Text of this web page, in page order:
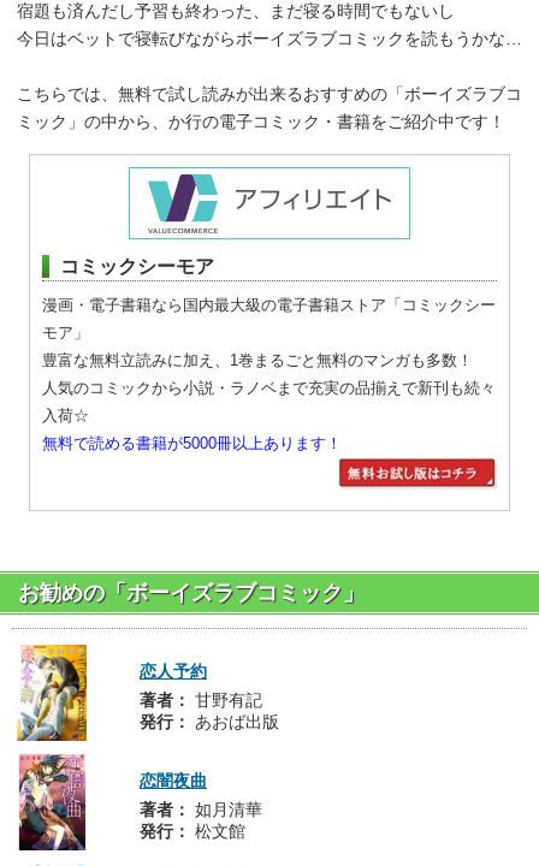
宿題も済んだし予習も終わった、まだ寝る時間でもないし
今日はベットで寝転びながらボーイズラブコミックを読もうかな…
こちらでは、無料で試し読みが出来るおすすめの「ボーイズラブコ
ミック」の中から、か行の電子コミック・書籍をご紹介中です！
コミックシーモア
漫画・電子書籍なら国内最大級の電子書籍ストア「コミックシー
モア」
豊富な無料立読みに加え、1巻まるごと無料のマンガも多数！
人気のコミックから小説・ラノベまで充実の品揃えで新刊も続々
入荷☆
無料で読める書籍が5000冊以上あります！
お勧めの「ボーイズラブコミック」
恋人予約
著者： 甘野有記
発行： あおば出版
恋闇夜曲
著者： 如月清華
発行： 松文館